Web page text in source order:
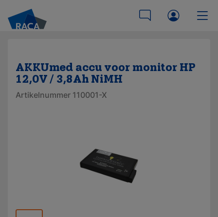
AKKUmed accu voor monitor HP
12,0V / 3,8Ah NiMH
Artikelnummer 110001-X